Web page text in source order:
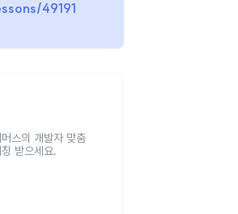
49191
스의 개발자 맞춤
받으세요.